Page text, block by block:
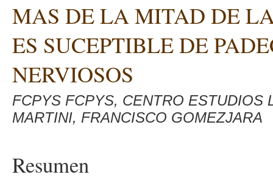
MAS DE LA MITAD DE
ES SUCEPTIBLE DE
NERVIOSOS
FCPYS FCPYS, CENTRO ESTUDIOS
MARTINI, FRANCISCO GOMEZJARA
Resumen